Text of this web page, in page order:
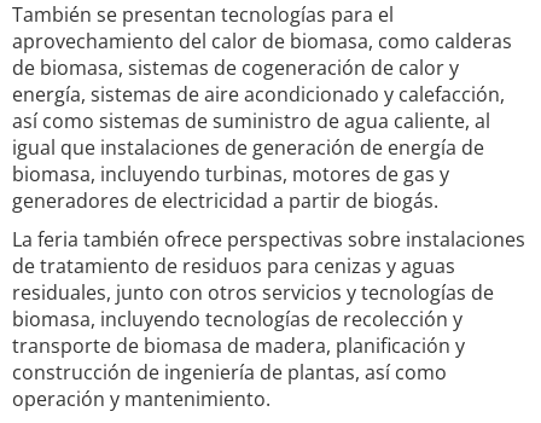
También se presentan tecnologías para el
aprovechamiento del calor de biomasa, como calderas
de biomasa, sistemas de cogeneración de calor y
energía, sistemas de aire acondicionado y calefacción,
así como sistemas de suministro de agua caliente, al
igual que instalaciones de generación de energía de
biomasa, incluyendo turbinas, motores de gas y
generadores de electricidad a partir de biogás.
La feria también ofrece perspectivas sobre instalaciones
de tratamiento de residuos para cenizas y aguas
residuales, junto con otros servicios y tecnologías de
biomasa, incluyendo tecnologías de recolección y
transporte de biomasa de madera, planificación y
construcción de ingeniería de plantas, así como
operación y mantenimiento.